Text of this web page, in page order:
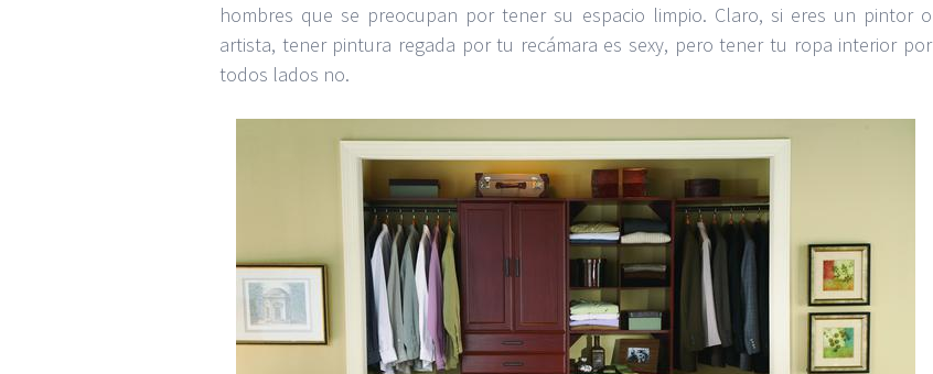
hombres que se preocupan por tener su espacio limpio. Claro, si eres un pintor o
artista, tener pintura regada por tu recámara es sexy, pero tener tu ropa interior por
todos lados no.